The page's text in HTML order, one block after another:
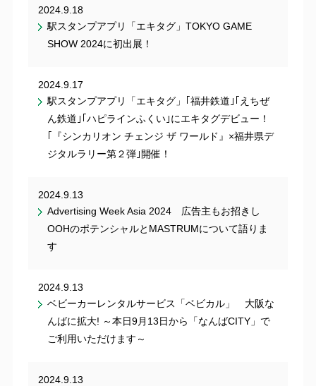
2024.9.18
駅スタンプアプリ「エキタグ」TOKYO GAME
SHOW 2024に初出展！
2024.9.17
駅スタンプアプリ「エキタグ」｢福井鉄道｣｢えちぜ
ん鉄道｣｢ハピラインふくい｣にエキタグデビュー！
｢『シンカリオン チェンジ ザ ワールド』×福井県デ
ジタルラリー第２弾｣開催！
2024.9.13
Advertising Week Asia 2024 広告主もお招きし
OOHのポテンシャルとMASTRUMについて語りま
す
2024.9.13
ベビーカーレンタルサービス「ベビカル」 大阪な
んばに拡大! ～本日9月13日から「なんばCITY」で
ご利用いただけます～
2024.9.13